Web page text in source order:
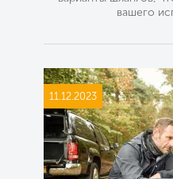
вашего
11.12.2023